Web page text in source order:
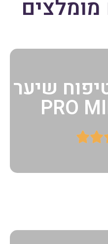
מומלצים
שיער

